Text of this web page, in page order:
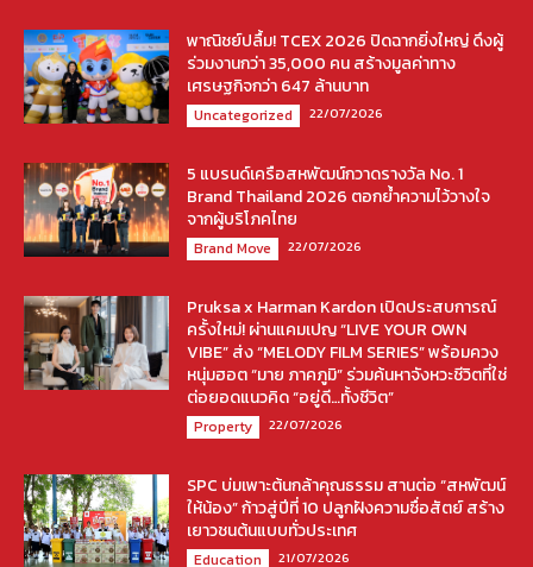
พาณิชย์ปลื้ม! TCEX 2026 ปิดฉากยิ่งใหญ่ ดึงผู้
ร่วมงานกว่า 35,000 คน สร้างมูลค่าทาง
เศรษฐกิจกว่า 647 ล้านบาท
Uncategorized 22/07/2026
5 แบรนด์เครือสหพัฒน์กวาดรางวัล No. 1
Brand Thailand 2026 ตอกย้ำความไว้วางใจ
จากผู้บริโภคไทย
Brand Move 22/07/2026
Pruksa x Harman Kardon เปิดประสบการณ์
ครั้งใหม่! ผ่านแคมเปญ “LIVE YOUR OWN
VIBE” ส่ง “MELODY FILM SERIES” พร้อมควง
หนุ่มฮอต “มาย ภาคภูมิ” ร่วมค้นหาจังหวะชีวิตที่ใช่
ต่อยอดแนวคิด “อยู่ดี…ทั้งชีวิต”
Property 22/07/2026
SPC บ่มเพาะต้นกล้าคุณธรรม สานต่อ “สหพัฒน์
ให้น้อง” ก้าวสู่ปีที่ 10 ปลูกฝังความซื่อสัตย์ สร้าง
เยาวชนต้นแบบทั่วประเทศ
Education 21/07/2026